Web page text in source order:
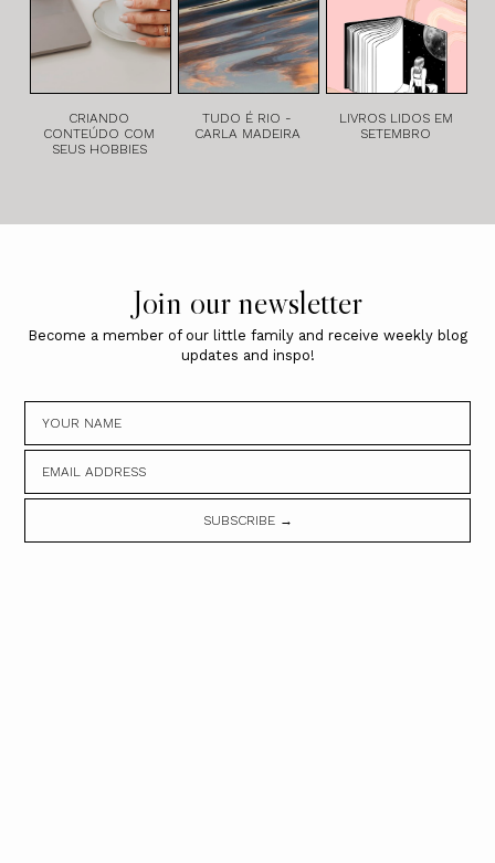
CRIANDO
CONTEÚDO COM
SEUS HOBBIES
TUDO É RIO -
CARLA MADEIRA
LIVROS LIDOS EM
SETEMBRO
Join our newsletter
Become a member of our little family and receive weekly blog
updates and inspo!